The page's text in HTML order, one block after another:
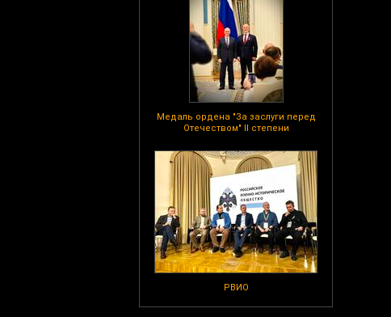
Медаль ордена "За заслуги перед
Отечеством" II степени
РВИО